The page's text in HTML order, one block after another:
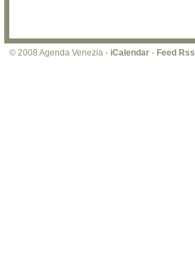
© 2008 Agenda Venezia - iCalendar - Feed Rss